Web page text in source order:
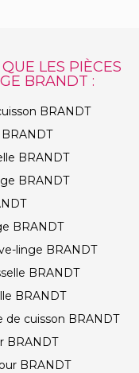
LES PIÈCES
BRANDT :
BRANDT
BRANDT
BRANDT
BRANDT
linge BRANDT
BRANDT
BRANDT
de cuisson BRANDT
BRANDT
BRANDT